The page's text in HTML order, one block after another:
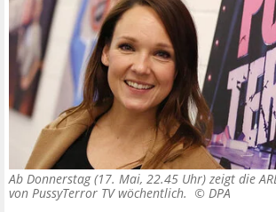
Ab Donnerstag (17. Mai, 22.45 Uhr) zeigt die
von PussyTerror TV wöchentlich. © DPA